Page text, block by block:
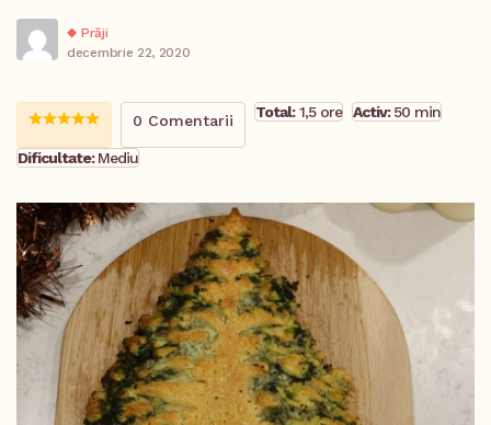
Prăji
decembrie 22, 2020
0 Comentarii Total:1,5 ore Activ:50 min
Dificultate:Mediu